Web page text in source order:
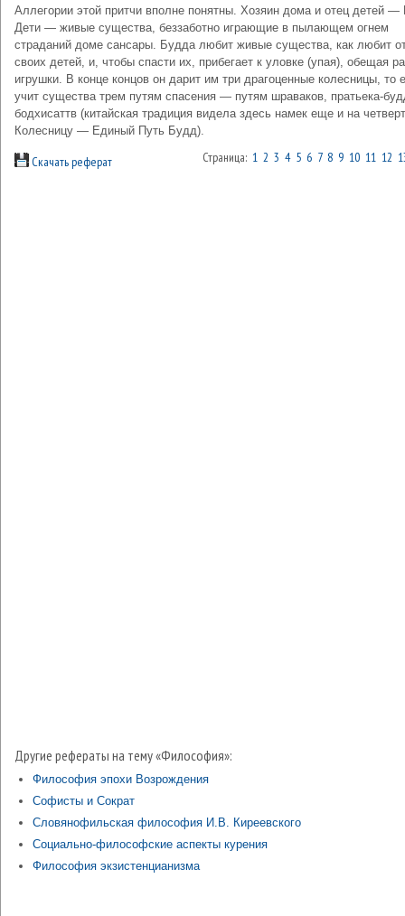
Аллегории этой притчи вполне понятны. Хозяин дома и отец детей
Дети — живые существа, беззаботно играющие в пылающем огнем
страданий доме сансары. Будда любит живые существа, как любит
своих детей, и, чтобы спасти их, прибегает к уловке (упая), обещая
игрушки. В конце концов он дарит им три драгоценные колесницы, то
учит существа трем путям спасения — путям шраваков, пратьека-
бодхисаттв (китайская традиция видела здесь намек еще и на
Колесницу — Единый Путь Будд).
Скачать реферат Страница: 1 2 3 4 5 6 7 8 9 10 11 12
Другие рефераты на тему «Философия»:
Философия эпохи Возрождения
Софисты и Сократ
Словянофильская философия И.В. Киреевского
Социально-философские аспекты курения
Философия экзистенцианизма